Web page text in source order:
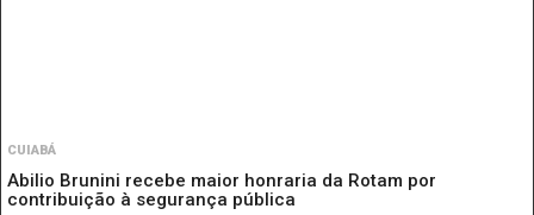
CUIABÁ
Abilio Brunini recebe maior honraria da Rotam por
contribuição à segurança pública